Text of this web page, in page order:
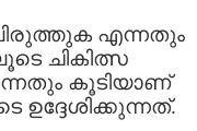
എന്നതും
ചികിത്സ
കൂടിയാണ്
ഉദ്ദേശിക്കുന്നത്.